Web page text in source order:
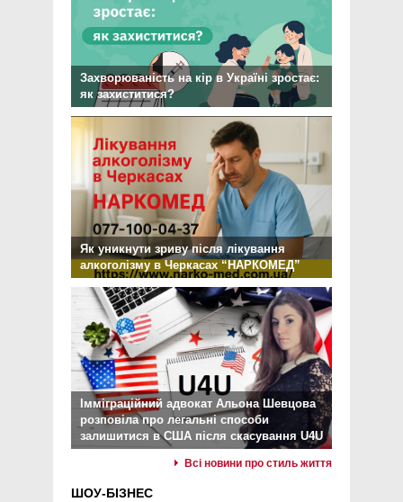
Захворюваність на кір в Україні зростає:
як захиститися?
Як уникнути зриву після лікування
алкоголізму в Черкасах “НАРКОМЕД”
Імміграційний адвокат Альона Шевцова
розповіла про легальні способи
залишитися в США після скасування U4U
Всі новини про стиль життя
ШОУ-БІЗНЕС